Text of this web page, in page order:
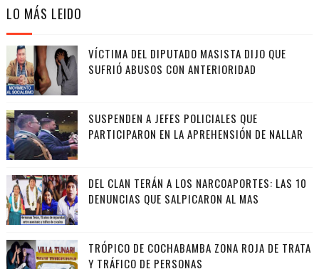
LO MÁS LEIDO
VÍCTIMA DEL DIPUTADO MASISTA DIJO QUE
SUFRIÓ ABUSOS CON ANTERIORIDAD
SUSPENDEN A JEFES POLICIALES QUE
PARTICIPARON EN LA APREHENSIÓN DE NALLAR
DEL CLAN TERÁN A LOS NARCOAPORTES: LAS 10
DENUNCIAS QUE SALPICARON AL MAS
TRÓPICO DE COCHABAMBA ZONA ROJA DE TRATA
Y TRÁFICO DE PERSONAS